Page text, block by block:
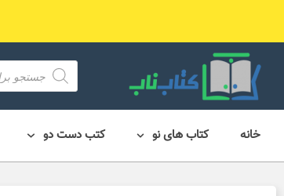
محتوا
محصول
search
خانه کتاب های نو کتب دست دو